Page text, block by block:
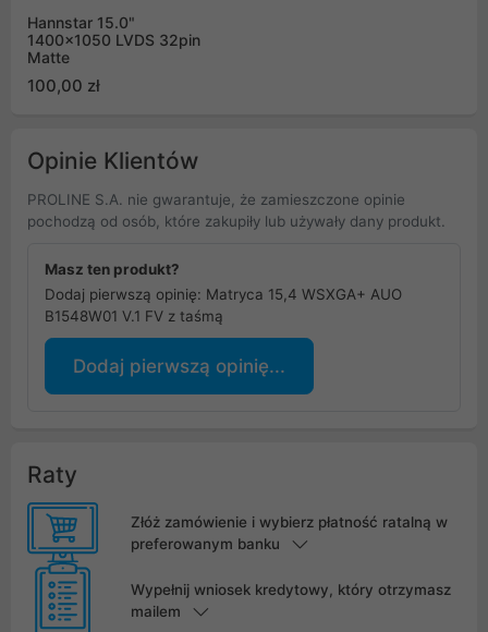
Hannstar 15.0"
1400x1050 LVDS 32pin
Matte
100,00 zł
Opinie Klientów
PROLINE S.A. nie gwarantuje, że zamieszczone opinie
pochodzą od osób, które zakupiły lub używały dany produkt.
Masz ten produkt?
Dodaj pierwszą opinię: Matryca 15,4 WSXGA+ AUO
B1548W01 V.1 FV z taśmą
Dodaj pierwszą opinię...
Raty
Złóż zamówienie i wybierz płatność ratalną w
preferowanym banku
Wypełnij wniosek kredytowy, który otrzymasz
mailem